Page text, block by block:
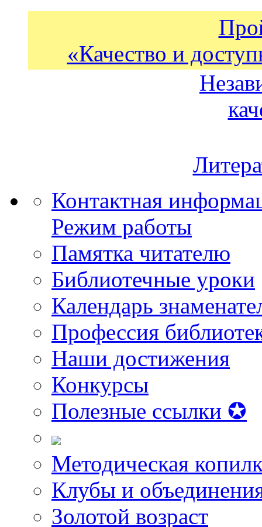
«Качество и
Контактная
Режим работы
Памятка читателю
Библиотечные уроки
Календарь
Профессия
Наши достижения
Конкурсы
Полезные ссылки ✪
Методическая
Клубы и
Золотой возраст